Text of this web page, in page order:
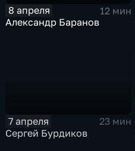
8 апреля
12 мин
Александр Баранов
7 апреля
23 мин
Сергей Бурдиков